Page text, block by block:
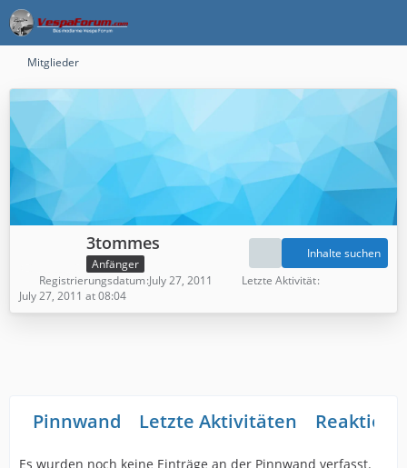
Mitglieder
3tommes
Anfänger
Inhalte suchen
Registrierungsdatum July 27, 2011
Letzte Aktivität
July 27, 2011 at 08:04
Pinnwand Letzte Aktivitäten
Es wurden noch keine Einträge an der Pinnwand verfasst.